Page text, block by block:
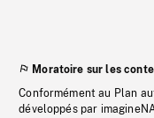
Moratoire sur les
Conformément au Plan
développés par